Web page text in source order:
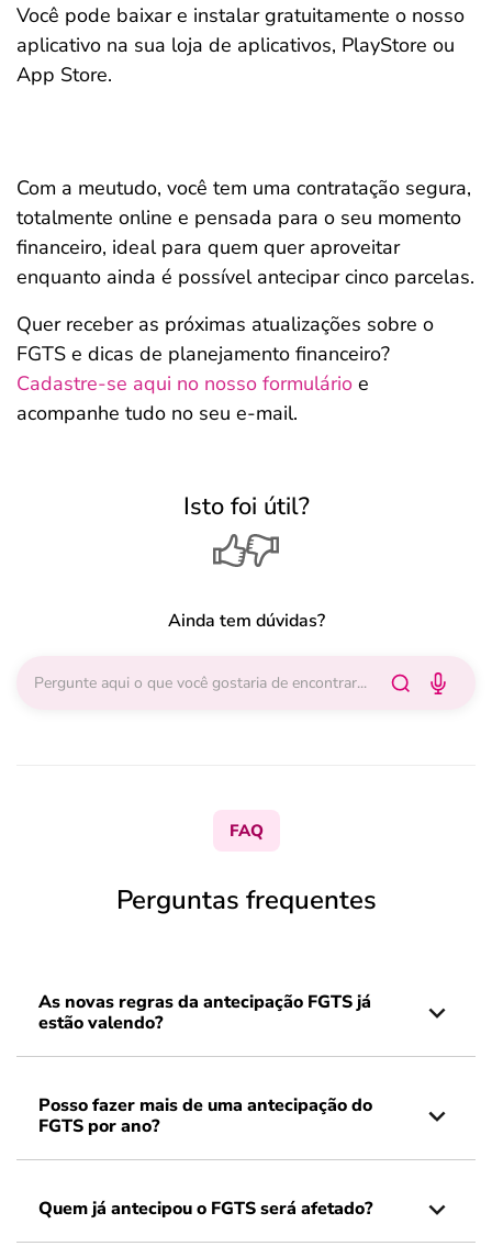
Você pode baixar e instalar gratuitamente o nosso
aplicativo na sua loja de aplicativos, PlayStore ou
App Store.
Com a meutudo, você tem uma contratação segura,
totalmente online e pensada para o seu momento
financeiro, ideal para quem quer aproveitar
enquanto ainda é possível antecipar cinco parcelas.
Quer receber as próximas atualizações sobre o
FGTS e dicas de planejamento financeiro?
Cadastre-se aqui no nosso formulário e
acompanhe tudo no seu e-mail.
Isto foi útil?
Ainda tem dúvidas?
FAQ
Perguntas frequentes
As novas regras da antecipação FGTS já
estão valendo?
Posso fazer mais de uma antecipação do
FGTS por ano?
Quem já antecipou o FGTS será afetado?